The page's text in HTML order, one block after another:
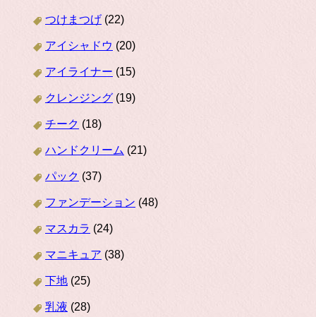
つけまつげ(22)
アイシャドウ (20)
アイライナー (15)
クレンジング (19)
チーク (18)
ハンドクリーム (21)
パック (37)
ファンデーション (48)
マスカラ (24)
マニキュア (38)
下地 (25)
乳液 (28)